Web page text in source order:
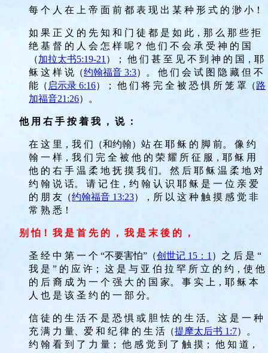
每 个 人 在 上 帝 面 前 都 表 现 出 某 种 形 式 的 渺 小！
如 果 正 义 的 先 知 和 门 徒 都 是 如 此，那 么 那 些 拒
绝 基 督 的 人 会 怎 样 呢？ 他 们 不 会 承 受 神 的 国
（加拉太书5:19-21 ）； 他 们 甚 至 见 不 到 神 的 国，耶
稣 这 样 说（约翰福音 3:3）。 他 们 会 试 图 隐 藏 但 不
能（ 启示录 6:16）； 他 们 将 完 全 被 恐 惧 所 笼 罩（路
加福音21:26）。
他 用 右 手 按 着 我 ， 说 ：
在 这 里，我 们（和约翰）站 在 耶 稣 的 脚 前。 像 约
翰 一 样，我 们 完 全 被 他 的 荣 耀 所 征 服，耶 稣 用
他 的 右 手 温 柔 地 抚 摸 我 们。 然 后 耶 稣 温 柔 地 对
约 翰 说 话。 请 记 住，约 翰 认 识 耶 稣 是 一 位 亲 爱
的 朋 友（约翰福音 13:23），所 以 这 种 触 摸 感 觉 非
常 熟 悉！
别 怕！ 我 是 首 先 的 ， 我 是 末 後 的 ，
圣 经 中 第 一 个 “不要害怕”（创世记 15：1 ）之 后 是 “
我 是 ” 的 应 许； 这 是 与 亚 伯 拉 罕 所 立 的 约，使 他
的 后 裔 成 为 一 个 强 大 的 国 家。 事 实 上，耶 稣 本
人 也 是 该 圣 约 的 一 部 分。
信 徒 的 生 活 不 是 恐 惧 或 胆 怯 的 生 活。 这 是 一 种
充 满 力 量、爱 和 纪 律 的 生 活（提摩太后书 1:7）。
约 翰 看 到 了 力 量； 他 感 觉 到 了 触 摸； 他 知 道，